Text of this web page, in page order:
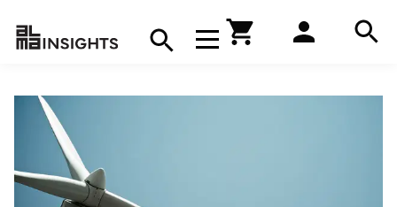
Avaa navigaatio
Hae